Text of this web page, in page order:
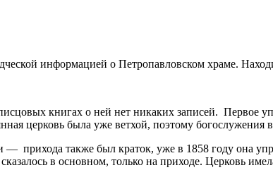
информацией о Петропавловском храме.
книгах о ней нет никаких записей. Первое
церковь была уже ветхой, поэтому богослужения
прихода также был краток, уже в 1858 году она
в основном, только на приходе. Церковь